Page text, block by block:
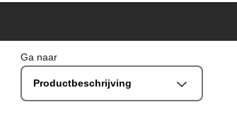
Ga naar
Productbeschrijving